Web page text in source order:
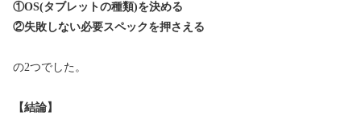
①OS(タブレットの種類)を決める
②失敗しない必要スペックを押さえる
の2つでした。
【結論】